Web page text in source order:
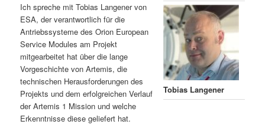
Tobias Langener
Ich spreche mit Tobias Langener von
ESA, der verantwortlich für die
Antriebssysteme des Orion European
Service Modules am Projekt
mitgearbeitet hat über die lange
Vorgeschichte von Artemis, die
technischen Herausforderungen des
Projekts und dem erfolgreichen Verlauf
der Artemis 1 Mission und welche
Erkenntnisse diese geliefert hat.